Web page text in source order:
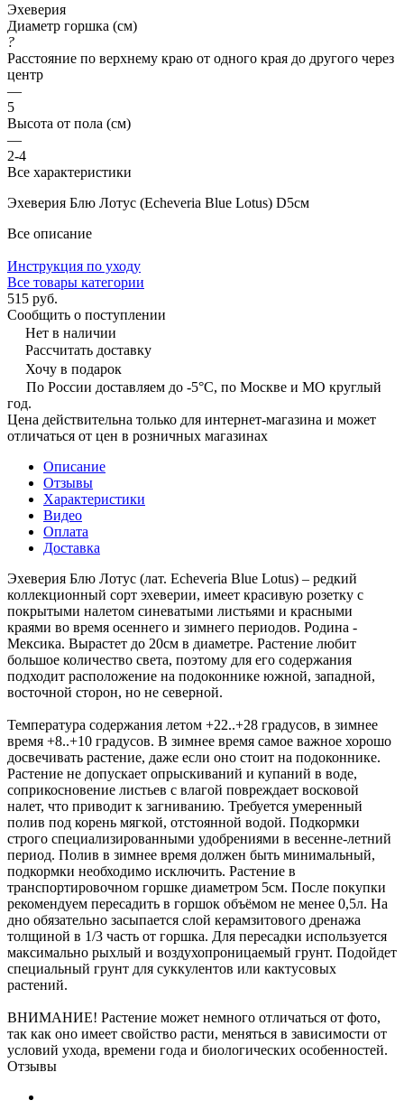
Эхеверия
Диаметр горшка (см)
?
Расстояние по верхнему краю от одного края до другого через
центр
—
5
Высота от пола (см)
—
2-4
Все характеристики
Эхеверия Блю Лотус (Echeveria Blue Lotus) D5см
Все описание
Инструкция по уходу
Все товары категории
515 руб.
Сообщить о поступлении
Нет в наличии
Рассчитать доставку
Хочу в подарок
По России доставляем до -5°C, по Москве и МО круглый
год.
Цена действительна только для интернет-магазина и может
отличаться от цен в розничных магазинах
Описание
Отзывы
Характеристики
Видео
Оплата
Доставка
Эхеверия Блю Лотус (лат. Echeveria Blue Lotus) – редкий
коллекционный сорт эхеверии, имеет красивую розетку с
покрытыми налетом синеватыми листьями и красными
краями во время осеннего и зимнего периодов. Родина -
Мексика. Вырастет до 20см в диаметре. Растение любит
большое количество света, поэтому для его содержания
подходит расположение на подоконнике южной, западной,
восточной сторон, но не северной.
Температура содержания летом +22..+28 градусов, в зимнее
время +8..+10 градусов. В зимнее время самое важное хорошо
досвечивать растение, даже если оно стоит на подоконнике.
Растение не допускает опрыскиваний и купаний в воде,
соприкосновение листьев с влагой повреждает восковой
налет, что приводит к загниванию. Требуется умеренный
полив под корень мягкой, отстоянной водой. Подкормки
строго специализированными удобрениями в весенне-летний
период. Полив в зимнее время должен быть минимальный,
подкормки необходимо исключить. Растение в
транспортировочном горшке диаметром 5см. После покупки
рекомендуем пересадить в горшок объёмом не менее 0,5л. На
дно обязательно засыпается слой керамзитового дренажа
толщиной в 1/3 часть от горшка. Для пересадки используется
максимально рыхлый и воздухопроницаемый грунт. Подойдет
специальный грунт для суккулентов или кактусовых
растений.
ВНИМАНИЕ! Растение может немного отличаться от фото,
так как оно имеет свойство расти, меняться в зависимости от
условий ухода, времени года и биологических особенностей.
Отзывы